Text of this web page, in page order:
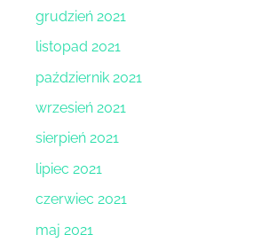
grudzień 2021
listopad 2021
październik 2021
wrzesień 2021
sierpień 2021
lipiec 2021
czerwiec 2021
maj 2021